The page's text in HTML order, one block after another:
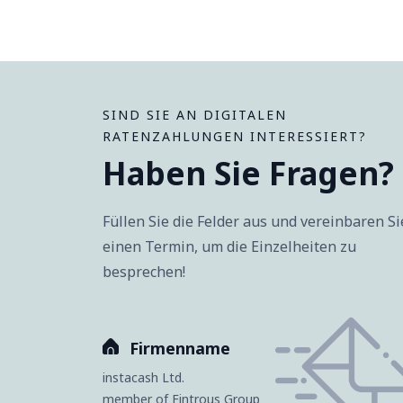
SIND SIE AN DIGITALEN
RATENZAHLUNGEN INTERESSIERT?
Haben Sie Fragen?
Füllen Sie die Felder aus und vereinbaren
einen Termin, um die Einzelheiten zu
besprechen!
Firmenname
instacash Ltd.
member of Fintrous Group